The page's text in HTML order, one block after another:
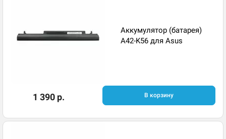
Аккумулятор (батарея)
A42-K56 для Asus
1 390 р. В корзину